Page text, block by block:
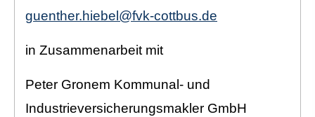
guenther.hiebel@fvk-cottbus.de
in Zusammenarbeit mit
Peter Gronem Kommunal- und
Industrieversicherungsmakler GmbH